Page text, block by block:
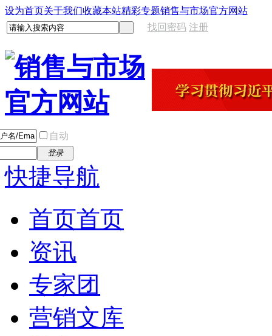
设为首页关于我们收藏本站精彩专题销售与市场官方网站
找回密码 注册
自动
登录
快捷导航
首页首页
资讯
专家团
营销文库